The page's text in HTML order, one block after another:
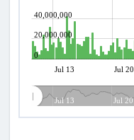
Jul 13 Jul 20
0
20,000,000
40,000,000
Jul 13 Jul 20